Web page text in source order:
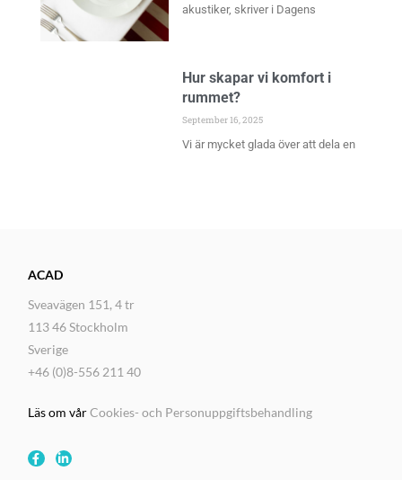
akustiker, skriver i Dagens
Hur skapar vi komfort i
rummet?
September 16, 2025
Vi är mycket glada över att dela en
ACAD
Sveavägen 151, 4 tr
113 46 Stockholm
Sverige
+46 (0)8-556 211 40
Läs om vårCookies- och Personuppgiftsbehandling